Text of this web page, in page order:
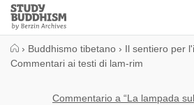
Close
Study
Buddhism
› Buddhismo tibetano › Il sentiero per
Commentari ai testi di lam-rim
Commentario a “La lampada